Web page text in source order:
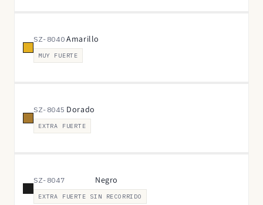
SZ-8040 Amarillo
MUY FUERTE
SZ-8045 Dorado
EXTRA FUERTE
SZ-8047 Negro
EXTRA FUERTE SIN RECORRIDO